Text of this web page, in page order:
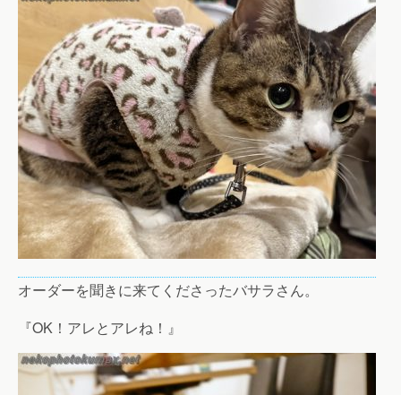
オーダーを聞きに来てくださったバサラさん。
『OK！アレとアレね！』